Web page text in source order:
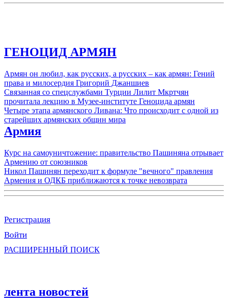
ГЕНОЦИД АРМЯН
Армян он любил, как русских, а русских – как армян: Гений
права и милосердия Григорий Джаншиев
Связанная со спецслужбами Турции Лилит Мкртчян
прочитала лекцию в Музее-институте Геноцида армян
Четыре этапа армянского Ливана: Что происходит с одной из
старейших армянских общин мира
Армия
Курс на самоуничтожение: правительство Пашиняна отрывает
Армению от союзников
Никол Пашинян переходит к формуле "вечного" правления
Армения и ОДКБ приближаются к точке невозврата
Регистрация
Войти
РАСШИРЕННЫЙ ПОИСК
лента новостей